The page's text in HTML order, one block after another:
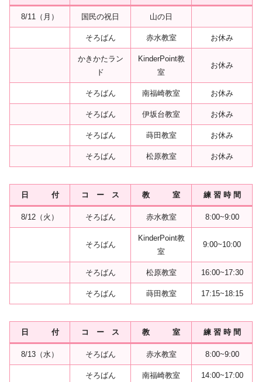
8/11（月） 国民の祝日 山の日
そろばん 赤水教室 お休み
かきかたラン
ド
KinderPoint教
室
お休み
そろばん 南福崎教室 お休み
そろばん 伊坂台教室 お休み
そろばん 蒔田教室 お休み
そろばん 松原教室 お休み
日 付 コ ー ス 教 室 練 習 時 間
8/12（火） そろばん 赤水教室 8:00~9:00
そろばん
KinderPoint教
室
9:00~10:00
そろばん 松原教室 16:00~17:30
そろばん 蒔田教室 17:15~18:15
日 付 コ ー ス 教 室 練 習 時 間
8/13（水） そろばん 赤水教室 8:00~9:00
そろばん 南福崎教室 14:00~17:00